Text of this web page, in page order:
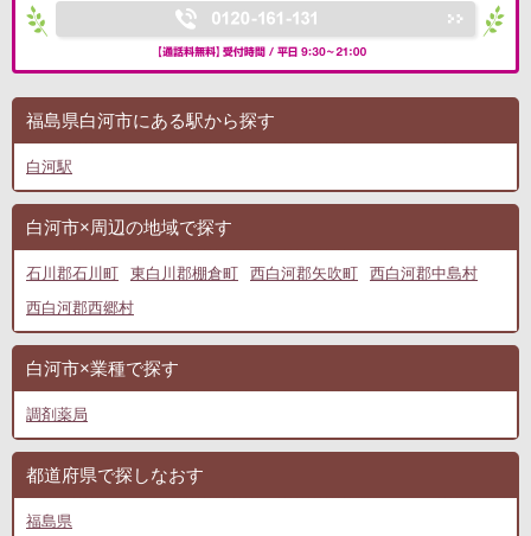
福島県白河市にある駅から探す
白河駅
白河市×周辺の地域で探す
石川郡石川町 東白川郡棚倉町 西白河郡矢吹町
西白河郡中島村
西白河郡西郷村
白河市×業種で探す
調剤薬局
都道府県で探しなおす
福島県